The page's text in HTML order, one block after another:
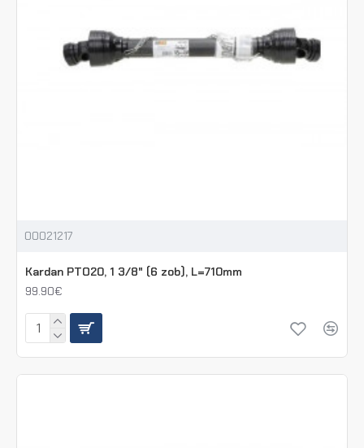
00021217
Kardan PTO20, 1 3/8" (6 zob), L=710mm
99.90€